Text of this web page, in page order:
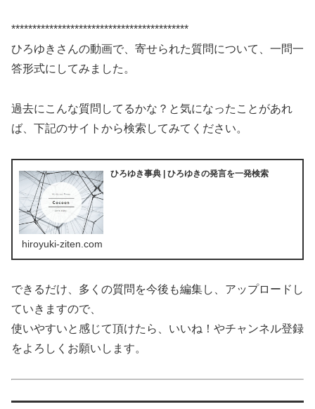
******************************************
ひろゆきさんの動画で、寄せられた質問について、一問一
答形式にしてみました。
過去にこんな質問してるかな？と気になったことがあれ
ば、下記のサイトから検索してみてください。
ひろゆき事典 | ひろゆきの発言を一発検索
hiroyuki-ziten.com
できるだけ、多くの質問を今後も編集し、アップロードし
ていきますので、
使いやすいと感じて頂けたら、いいね！やチャンネル登録
をよろしくお願いします。